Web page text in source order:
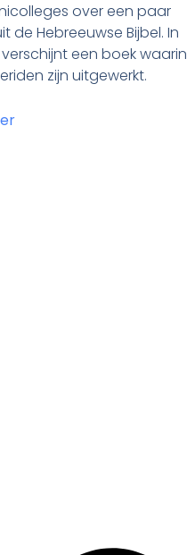
over een paar
de Hebreeuwse Bijbel. In
verschijnt een boek waarin
zijn uitgewerkt.